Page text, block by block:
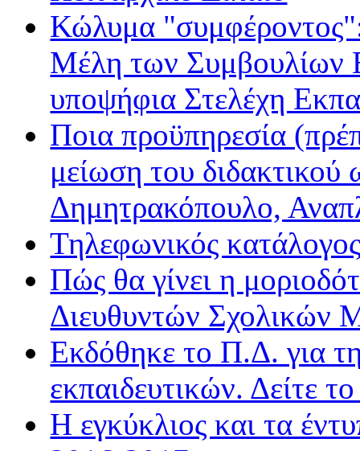
Κώλυμα "συμφέροντος":
Μέλη των Συμβουλίων
υποψήφια Στελέχη
Ποια προϋπηρεσία
μείωση του
Δημητρακόπουλο,
Τηλεφωνικός
Πώς θα γίνει η
Διευθυντών Σχολικών
Εκδόθηκε το Π.Δ. για
εκπαιδευτικών. Δείτε
Η εγκύκλιος και τα